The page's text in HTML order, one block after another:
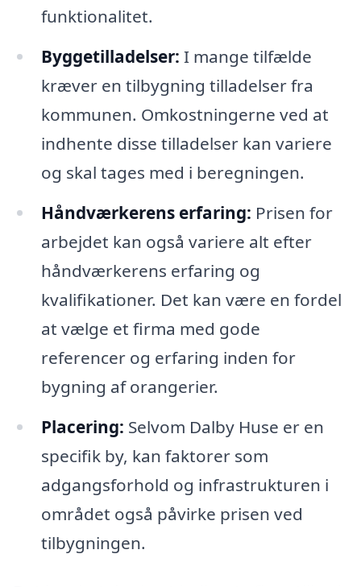
funktionalitet.
Byggetilladelser: I mange tilfælde
kræver en tilbygning tilladelser fra
kommunen. Omkostningerne ved at
indhente disse tilladelser kan variere
og skal tages med i beregningen.
Håndværkerens erfaring: Prisen for
arbejdet kan også variere alt efter
håndværkerens erfaring og
kvalifikationer. Det kan være en fordel
at vælge et firma med gode
referencer og erfaring inden for
bygning af orangerier.
Placering: Selvom Dalby Huse er en
specifik by, kan faktorer som
adgangsforhold og infrastrukturen i
området også påvirke prisen ved
tilbygningen.